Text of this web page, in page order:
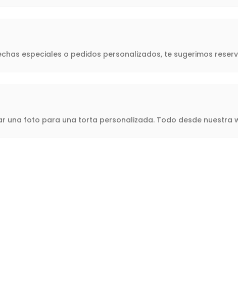
especiales o pedidos personalizados, te sugerimos
una foto para una torta personalizada. Todo desde nuestra